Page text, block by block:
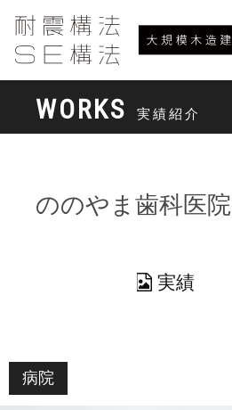
WORKS 実績紹介
ののやま歯科医院
実績
病院